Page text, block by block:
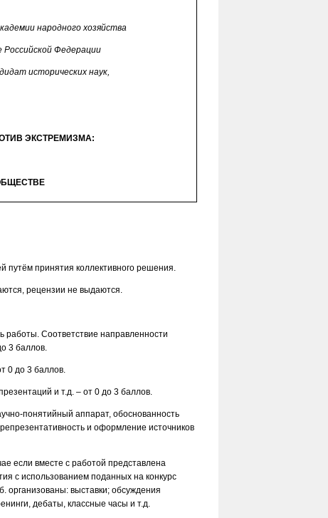
народного хозяйства
Российской Федерации
исторических наук,
ЭКСТРЕМИЗМА:
путём принятия коллективного решения.
рецензии не выдаются.
работы. Соответствие направленности
3 баллов.
0 до 3 баллов.
и т.д. – от 0 до 3 баллов.
понятийный аппарат, обоснованность
и оформление источников
если вместе с работой представлена
с использованием поданных на конкурс
организованы: выставки; обсуждения
дебаты, классные часы и т.д.